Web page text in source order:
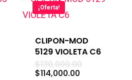
¡Oferta!
CLIPON-MOD
5129 VIOLETA C6
$130,000.00El
$114,000.00El